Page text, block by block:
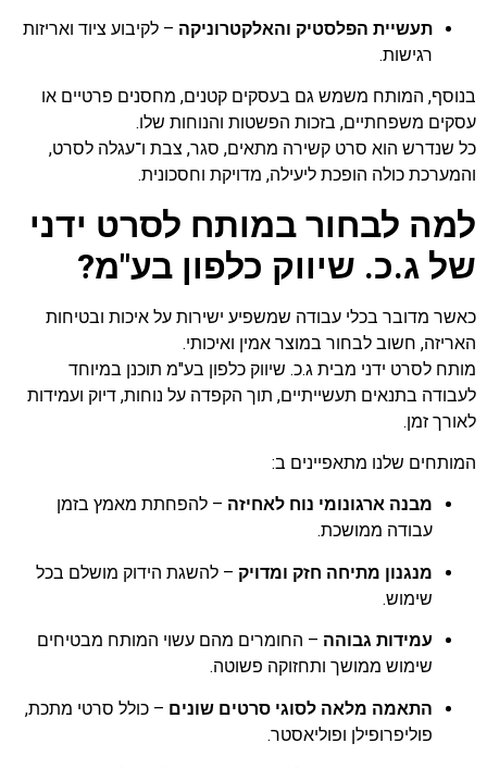
תעשיית הפלסטיק והאלקטרוניקה – לקיבוע ציוד ואריזות
רגישות.
בנוסף, המותח משמש גם בעסקים קטנים, מחסנים פרטיים או
עסקים משפחתיים, בזכות הפשטות והנוחות שלו.
כל שנדרש הוא סרט קשירה מתאים, סגר, צבת ו־עגלה לסרט,
והמערכת כולה הופכת ליעילה, מדויקת וחסכונית.
למה לבחור במותח לסרט ידני
של ג.כ. שיווק כלפון בע"מ?
כאשר מדובר בכלי עבודה שמשפיע ישירות על איכות ובטיחות
האריזה, חשוב לבחור במוצר אמין ואיכותי.
מותח לסרט ידני מבית ג.כ. שיווק כלפון בע"מ תוכנן במיוחד
לעבודה בתנאים תעשייתיים, תוך הקפדה על נוחות, דיוק ועמידות
לאורך זמן.
המותחים שלנו מתאפיינים ב:
מבנה ארגונומי נוח לאחיזה – להפחתת מאמץ בזמן
עבודה ממושכת.
מנגנון מתיחה חזק ומדויק – להשגת הידוק מושלם בכל
שימוש.
עמידות גבוהה – החומרים מהם עשוי המותח מבטיחים
שימוש ממושך ותחזוקה פשוטה.
התאמה מלאה לסוגי סרטים שונים – כולל סרטי מתכת,
פוליפרופילן ופוליאסטר.